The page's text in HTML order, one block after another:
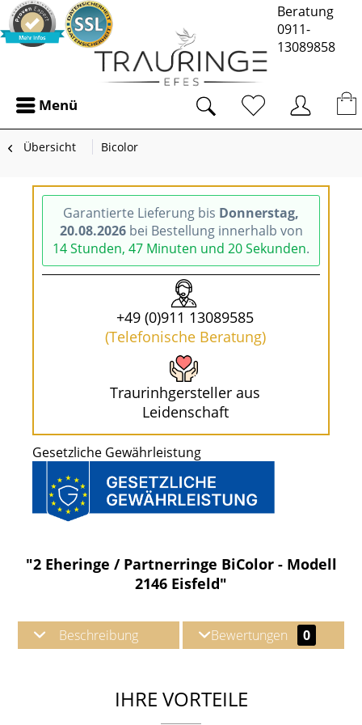
Beratung
0911-
13089858
Menü
Übersicht Bicolor
Garantierte Lieferung bis Donnerstag,
20.08.2026bei Bestellung innerhalb von
14 Stunden, 47 Minuten und 20 Sekunden.
+49 (0)911 13089585
(Telefonische Beratung)
Traurinhgersteller aus
Leidenschaft
Gesetzliche Gewährleistung
"2 Eheringe / Partnerringe BiColor - Modell
2146 Eisfeld"
Beschreibung Bewertungen 0
IHRE VORTEILE